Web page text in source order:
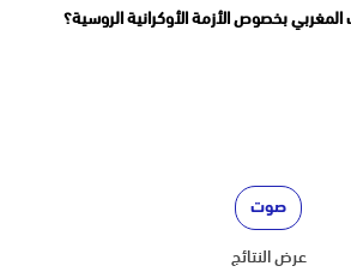
بخصوص الأزمة الأوكرانية الروسية؟
عرض النتائج